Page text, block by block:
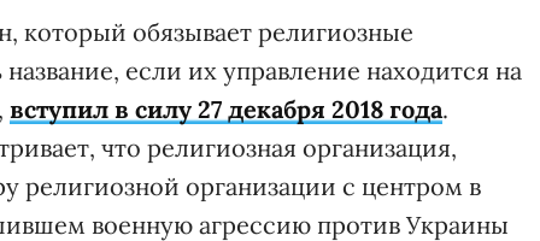
который обязывает религиозные
если их управление находится на
вступил в силу 27 декабря 2018 года.
что религиозная организация,
религиозной организации с центром в
военную агрессию против Украины